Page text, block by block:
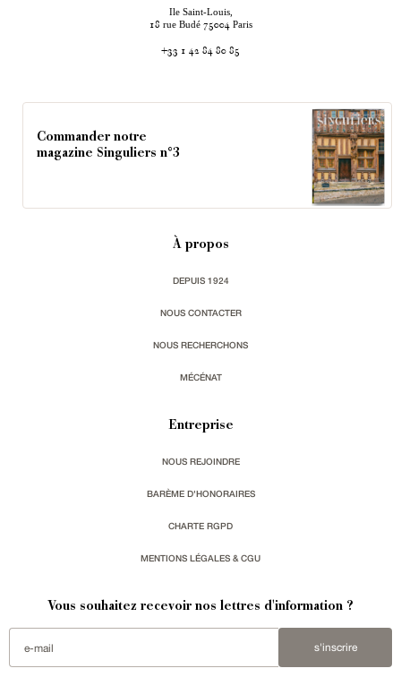
Ile Saint-Louis,
18 rue Budé 75004 Paris
+33 1 42 84 80 85
Commander notre
magazine Singuliers n°3
À propos
DEPUIS 1924
NOUS CONTACTER
NOUS RECHERCHONS
MÉCÉNAT
Entreprise
NOUS REJOINDRE
BARÈME D'HONORAIRES
CHARTE RGPD
MENTIONS LÉGALES & CGU
Vous souhaitez recevoir nos lettres d'information ?
s'inscrire